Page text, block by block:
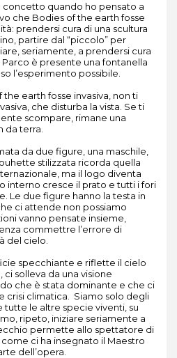
quando ho pensato a
che Bodies of the earth fosse
prendersi cura di una scultura
partire dal “piccolo” per
seriamente, a prendersi cura
è presente una fontanella
l’esperimento possibile.
earth fosse invasiva, non ti
che disturba la vista. Se ti
scompare, rimane una
da terra.
da due figure, una maschile,
stilizzata ricorda quella
ma il logo diventa
interno cresce il prato e tutti i fori
Le due figure hanno la testa in
ci attende non possiamo
vanno pensate insieme,
commettre l’errore di
del cielo.
specchiante e riflette il cielo
solleva da una visione
che è stata dominante e che ci
crisi climatica. Siamo solo degli
le altre specie viventi, su
ripeto, iniziare seriamente a
permette allo spettatore di
ci ha insegnato il Maestro
dell’opera.